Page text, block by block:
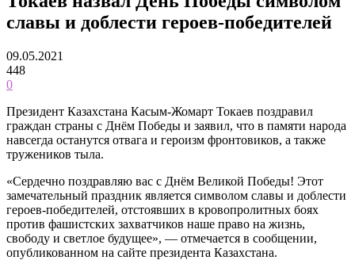
славы и доблести героев-победителей
09.05.2021
448
0
Президент Казахстана Касым-Жомарт Токаев поздравил
граждан страны с Днём Победы и заявил, что в памяти народа
навсегда останутся отвага и героизм фронтовиков, а также
тружеников тыла.
«Сердечно поздравляю вас с Днём Великой Победы! Этот
замечательный праздник является символом славы и доблести
героев-победителей, отстоявших в кровопролитных боях
против фашистских захватчиков наше право на жизнь,
свободу и светлое будущее», — отмечается в сообщении,
опубликованном на сайте президента Казахстана.